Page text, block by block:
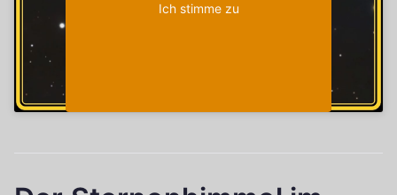
Ich stimme zu